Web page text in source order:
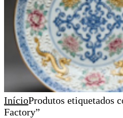
InícioProdutos etiquetados
Factory”